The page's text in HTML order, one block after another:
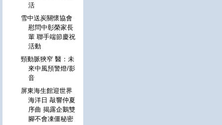
活
雪中送炭關懷協會
慰問中彰榮家長
輩 聯手端節慶祝
活動
頸動脈狹窄 醫：未
來中風預警燈/影
音
屏東海生館迎世界
海洋日 敲響仲夏
序曲 揭露企鵝雙
腳不會凍僵秘密